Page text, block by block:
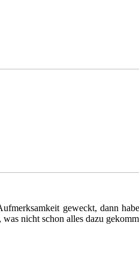
geweckt, dann
nicht schon alles dazu